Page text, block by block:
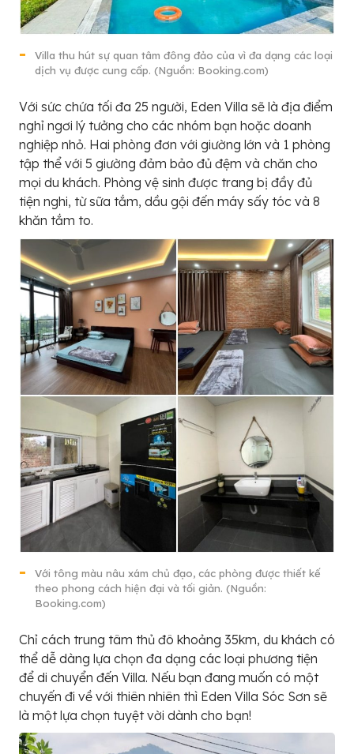
Villa thu hút sự quan tâm đông đảo của vì đa dạng các loại
dịch vụ được cung cấp. (Nguồn: Booking.com)
Với sức chứa tối đa 25 người, Eden Villa sẽ là địa điểm
nghỉ ngơi lý tưởng cho các nhóm bạn hoặc doanh
nghiệp nhỏ. Hai phòng đơn với giường lớn và 1 phòng
tập thể với 5 giường đảm bảo đủ đệm và chăn cho
mọi du khách. Phòng vệ sinh được trang bị đầy đủ
tiện nghi, từ sữa tắm, dầu gội đến máy sấy tóc và 8
khăn tắm to.
Với tông màu nâu xám chủ đạo, các phòng được thiết kế
theo phong cách hiện đại và tối giản. (Nguồn:
Booking.com)
Chỉ cách trung tâm thủ đô khoảng 35km, du khách có
thể dễ dàng lựa chọn đa dạng các loại phương tiện
để di chuyển đến Villa. Nếu bạn đang muốn có một
chuyến đi về với thiên nhiên thì Eden Villa Sóc Sơn sẽ
là một lựa chọn tuyệt vời dành cho bạn!